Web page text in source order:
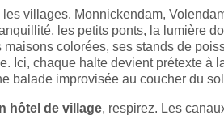
villages. Monnickendam,
les petits ponts, la lumière
colorées, ses stands de
Ici, chaque halte devient prétexte à
balade improvisée au coucher du
hôtel de village, respirez. Les